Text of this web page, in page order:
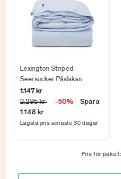
Lexington Striped
Seersucker Påslakan
1.147 kr
2.295 kr
-50%
Spara
1.148 kr
Lägsta pris senaste 30 dagar
Pris för paket: